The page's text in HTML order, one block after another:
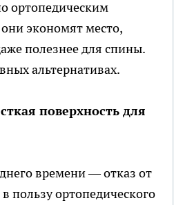
ортопедическим
экономят место,
полезнее для спины.
альтернативах.
поверхность для
времени — отказ от
пользу ортопедического